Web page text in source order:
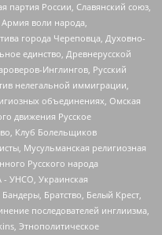
партия России, Славянский союз,
воли народа,
города Череповца, Духовно-
единство, Древнерусской
Инглингов, Русский
нелегальной иммиграции,
объединениях, Омская
движения Русское
Клуб Болельщиков
Мусульманская религиозная
Русского народа
- УНСО, Украинская
Братство, Белый Крест,
последователей инглиизма,
Этнополитическое